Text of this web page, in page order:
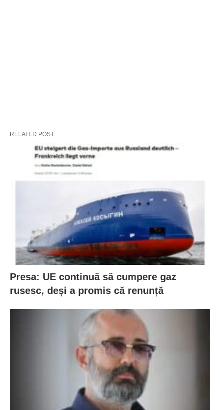
RELATED POST
Presa: UE continuă să cumpere gaz
rusesc, deși a promis că renunță